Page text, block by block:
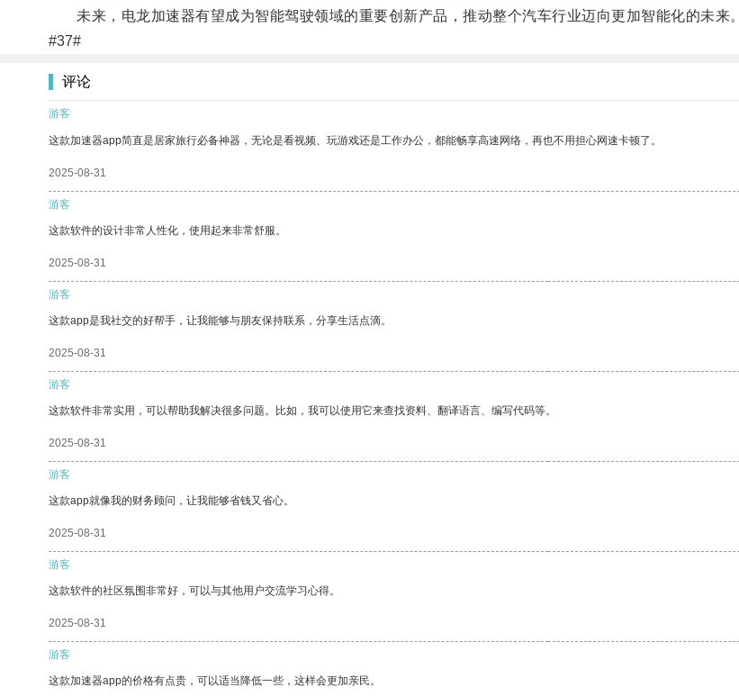
未来，电龙加速器有望成为智能驾驶领域的重要创新产品，推动整个汽车行业迈向更加智能化的未来。
#37#
评论
游客
这款加速器app简直是居家旅行必备神器，无论是看视频、玩游戏还是工作办公，都能畅享高速网络，再也不用担心网速卡顿了。
2025-08-31
游客
这款软件的设计非常人性化，使用起来非常舒服。
2025-08-31
游客
这款app是我社交的好帮手，让我能够与朋友保持联系，分享生活点滴。
2025-08-31
游客
这款软件非常实用，可以帮助我解决很多问题。比如，我可以使用它来查找资料、翻译语言、编写代码等。
2025-08-31
游客
这款app就像我的财务顾问，让我能够省钱又省心。
2025-08-31
游客
这款软件的社区氛围非常好，可以与其他用户交流学习心得。
2025-08-31
游客
这款加速器app的价格有点贵，可以适当降低一些，这样会更加亲民。